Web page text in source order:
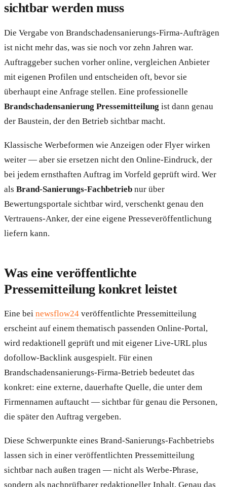
sichtbar werden muss
Die Vergabe von Brandschadensanierungs-Firma-Aufträgen
ist nicht mehr das, was sie noch vor zehn Jahren war.
Auftraggeber suchen vorher online, vergleichen Anbieter
mit eigenen Profilen und entscheiden oft, bevor sie
überhaupt eine Anfrage stellen. Eine professionelle
Brandschadensanierung Pressemitteilung ist dann genau
der Baustein, der den Betrieb sichtbar macht.
Klassische Werbeformen wie Anzeigen oder Flyer wirken
weiter — aber sie ersetzen nicht den Online-Eindruck, der
bei jedem ernsthaften Auftrag im Vorfeld geprüft wird. Wer
als Brand-Sanierungs-Fachbetrieb nur über
Bewertungsportale sichtbar wird, verschenkt genau den
Vertrauens-Anker, der eine eigene Presseveröffentlichung
liefern kann.
Was eine veröffentlichte
Pressemitteilung konkret leistet
Eine bei newsflow24 veröffentlichte Pressemitteilung
erscheint auf einem thematisch passenden Online-Portal,
wird redaktionell geprüft und mit eigener Live-URL plus
dofollow-Backlink ausgespielt. Für einen
Brandschadensanierungs-Firma-Betrieb bedeutet das
konkret: eine externe, dauerhafte Quelle, die unter dem
Firmennamen auftaucht — sichtbar für genau die Personen,
die später den Auftrag vergeben.
Diese Schwerpunkte eines Brand-Sanierungs-Fachbetriebs
lassen sich in einer veröffentlichten Pressemitteilung
sichtbar nach außen tragen — nicht als Werbe-Phrase,
sondern als nachprüfbarer redaktioneller Inhalt. Genau das